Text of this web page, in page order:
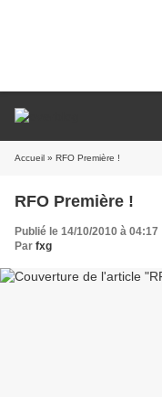
Accueil » RFO Première !
RFO Première !
Publié le 14/10/2010 à 04:17
Par fxg